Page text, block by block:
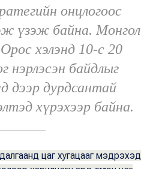
онцлогоос
үзэж байна. Монгол
хэлэнд 10-с 20
нэрлэсэн байдлыг
дээр дурдсантай
хүрэхээр байна.
цаг хугацааг мэдрэхэд